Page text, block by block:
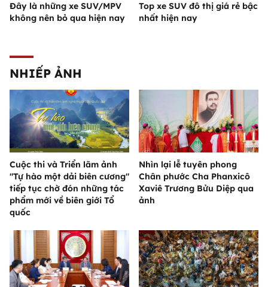
Đây là những xe SUV/MPV
không nên bỏ qua hiện nay
Top xe SUV đô thị giá rẻ bậc
nhất hiện nay
NHIẾP ẢNH
Cuộc thi và Triển lãm ảnh
"Tự hào một dải biên cương"
tiếp tục chờ đón những tác
phẩm mới về biên giới Tổ
quốc
Nhìn lại lễ tuyên phong
Chân phước Cha Phanxicô
Xaviê Trương Bửu Diệp qua
ảnh